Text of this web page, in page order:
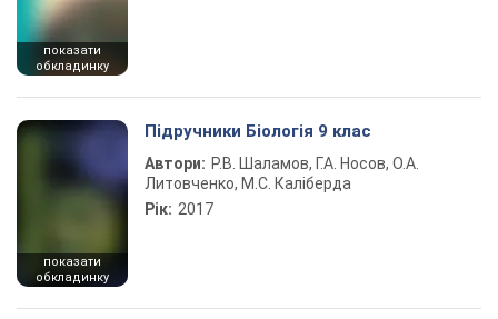
показати
обкладинку
показати
обкладинку
Підручники Біологія 9 клас
Автори: Р.В. Шаламов, Г.А. Носов, О.А.
Литовченко, М.С. Каліберда
Рік: 2017